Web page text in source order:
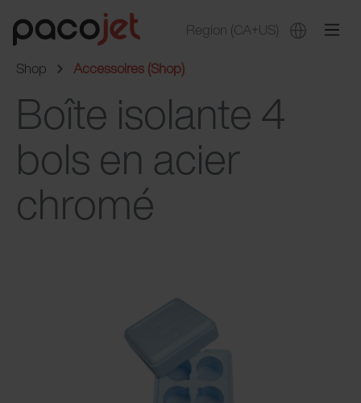
Region (CA+US)
Shop
Accessoires (Shop)
Boîte isolante 4
bols en acier
chromé